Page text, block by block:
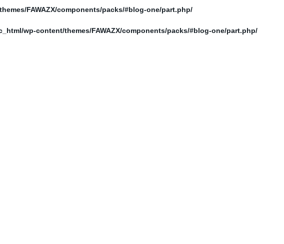
/home/elnosoor/public_html/wp-content/themes/FAWAZX/components/packs/#blog-one/part.php
/home/elnosoor/public_html/wp-content/themes/FAWAZX/components/packs/#blog-one/part.php